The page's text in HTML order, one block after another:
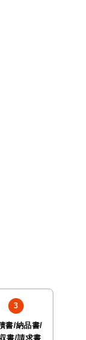
書/納品書/
書/請求書